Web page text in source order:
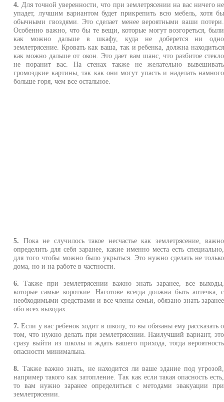
4. Для точной уверенности, что при землетрясении на вас ничего не
упадет, лучшим вариантом будет прикрепить всю мебель, хотя бы
обычными гвоздями. Это сделает менее вероятными ваши потери.
Особенно важно, что бы те вещи, которые могут возгореться, были
как можно дальше в шкафу, куда не доберется ни одно
землетрясение. Кровать как ваша, так и ребенка, должна находиться
как можно дальше от окон. Это дает вам шанс, что разбитое стекло
не поранит вас. На стенах также не желательно вывешивать
громоздкие картины, так как они могут упасть и наделать намного
больше горя, чем все остальное.
5. Пока не случилось такое несчастье как землетрясение, важно
определить для себя заранее, какие именно места есть специально,
для того чтобы можно было укрыться. Это нужно сделать не только
дома, но и на работе в частности.
6. Также при землетрясении важно знать заранее, все выходы,
которые самые короткие. Наготове всегда должна быть аптечка, с
необходимыми средствами и все члены семьи, обязано знать заранее
обо всех выходах.
7. Если у вас ребенок ходит в школу, то вы обязаны ему рассказать о
том, что нужно делать при землетрясении. Наилучший вариант, это
сразу выйти из школы и ждать вашего прихода, тогда вероятность
опасности минимальна.
8. Также важно знать, не находится ли ваше здание под угрозой,
например такого как затопление. Так как если такая опасность есть,
то вам нужно заранее определиться с методами эвакуации при
землетрясении.